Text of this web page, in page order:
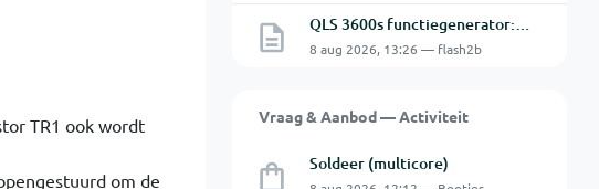
QLS 3600s functiegenerator: software verbinden lukt niet.
8 aug 2026, 13:26 — flash2b
Vraag & Aanbod — Activiteit
Soldeer (multicore)
TR1 ook wordt
om de